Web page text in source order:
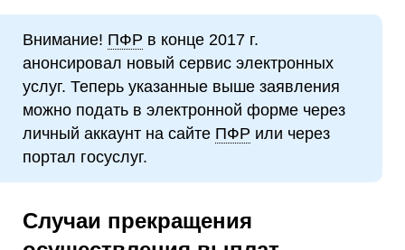
Внимание! ПФР в конце 2017 г.
анонсировал новый сервис электронных
услуг. Теперь указанные выше заявления
можно подать в электронной форме через
личный аккаунт на сайте ПФР или через
портал госуслуг.
Случаи прекращения